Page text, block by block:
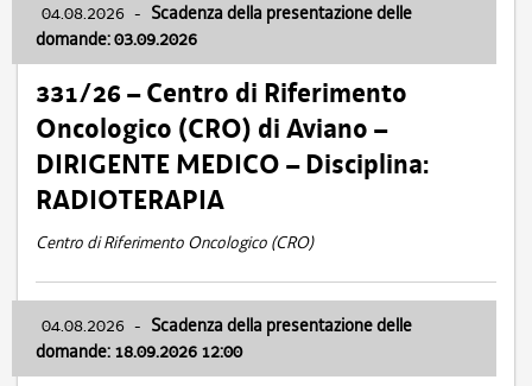
04.08.2026 - Scadenza della presentazione delle
domande: 03.09.2026
331/26 – Centro di Riferimento
Oncologico (CRO) di Aviano –
DIRIGENTE MEDICO – Disciplina:
RADIOTERAPIA
Centro di Riferimento Oncologico (CRO)
04.08.2026 - Scadenza della presentazione delle
domande: 18.09.2026 12:00